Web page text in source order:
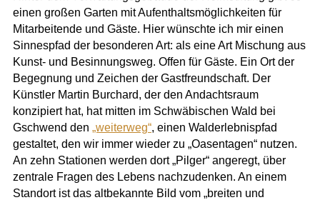
einen großen Garten mit Aufenthaltsmöglichkeiten für
Mitarbeitende und Gäste. Hier wünschte ich mir einen
Sinnespfad der besonderen Art: als eine Art Mischung aus
Kunst- und Besinnungsweg. Offen für Gäste. Ein Ort der
Begegnung und Zeichen der Gastfreundschaft. Der
Künstler Martin Burchard, der den Andachtsraum
konzipiert hat, hat mitten im Schwäbischen Wald bei
Gschwend den „weiterweg“, einen Walderlebnispfad
gestaltet, den wir immer wieder zu „Oasentagen“ nutzen.
An zehn Stationen werden dort „Pilger“ angeregt, über
zentrale Fragen des Lebens nachzudenken. An einem
Standort ist das altbekannte Bild vom „breiten und